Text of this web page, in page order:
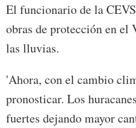
El funcionario de la
obras de protección en el
las lluvias.
'Ahora, con el cambio
pronosticar. Los
fuertes dejando mayor